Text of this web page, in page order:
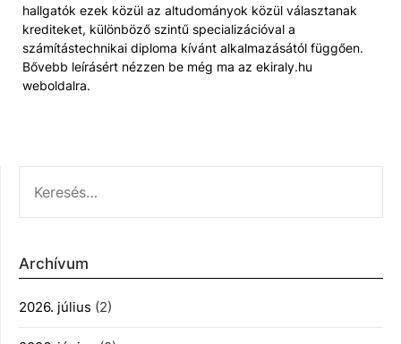
hallgatók ezek közül az altudományok közül választanak
krediteket, különböző szintű specializációval a
számítástechnikai diploma kívánt alkalmazásától függően.
Bővebb leírásért nézzen be még ma az ekiraly.hu
weboldalra.
Archívum
2026. július (2)